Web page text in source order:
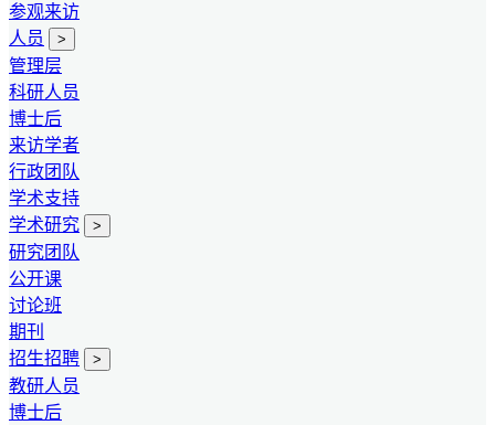
参观来访
人员
>
管理层
科研人员
博士后
来访学者
行政团队
学术支持
学术研究
>
研究团队
公开课
讨论班
期刊
招生招聘
>
教研人员
博士后